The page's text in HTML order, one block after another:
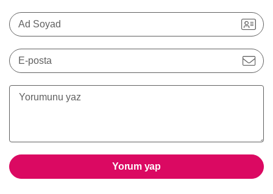
Ad Soyad
E-posta
Yorum yap